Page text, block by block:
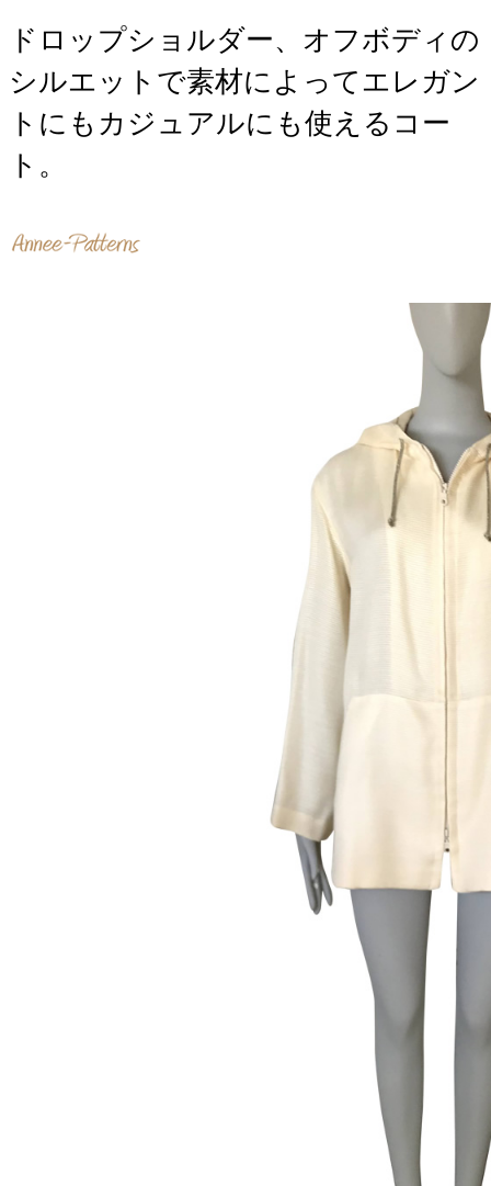
ドロップショルダー、オフボディの
シルエットで素材によってエレガン
トにもカジュアルにも使えるコー
ト。